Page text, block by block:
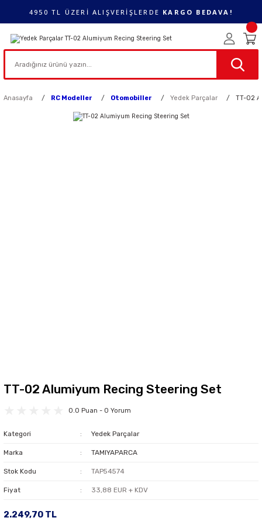
4950 TL ÜZERİ ALIŞVERİŞLERDE KARGO BEDAVA!
Anasayfa RC Modeller Otomobiller Yedek Parçalar TT-02
TT-02 Alumiyum Recing Steering Set
0.0 Puan - 0 Yorum
Kategori Yedek Parçalar
Marka TAMIYAPARCA
Stok Kodu TAP54574
Fiyat 33,88 EUR + KDV
2.249,70 TL